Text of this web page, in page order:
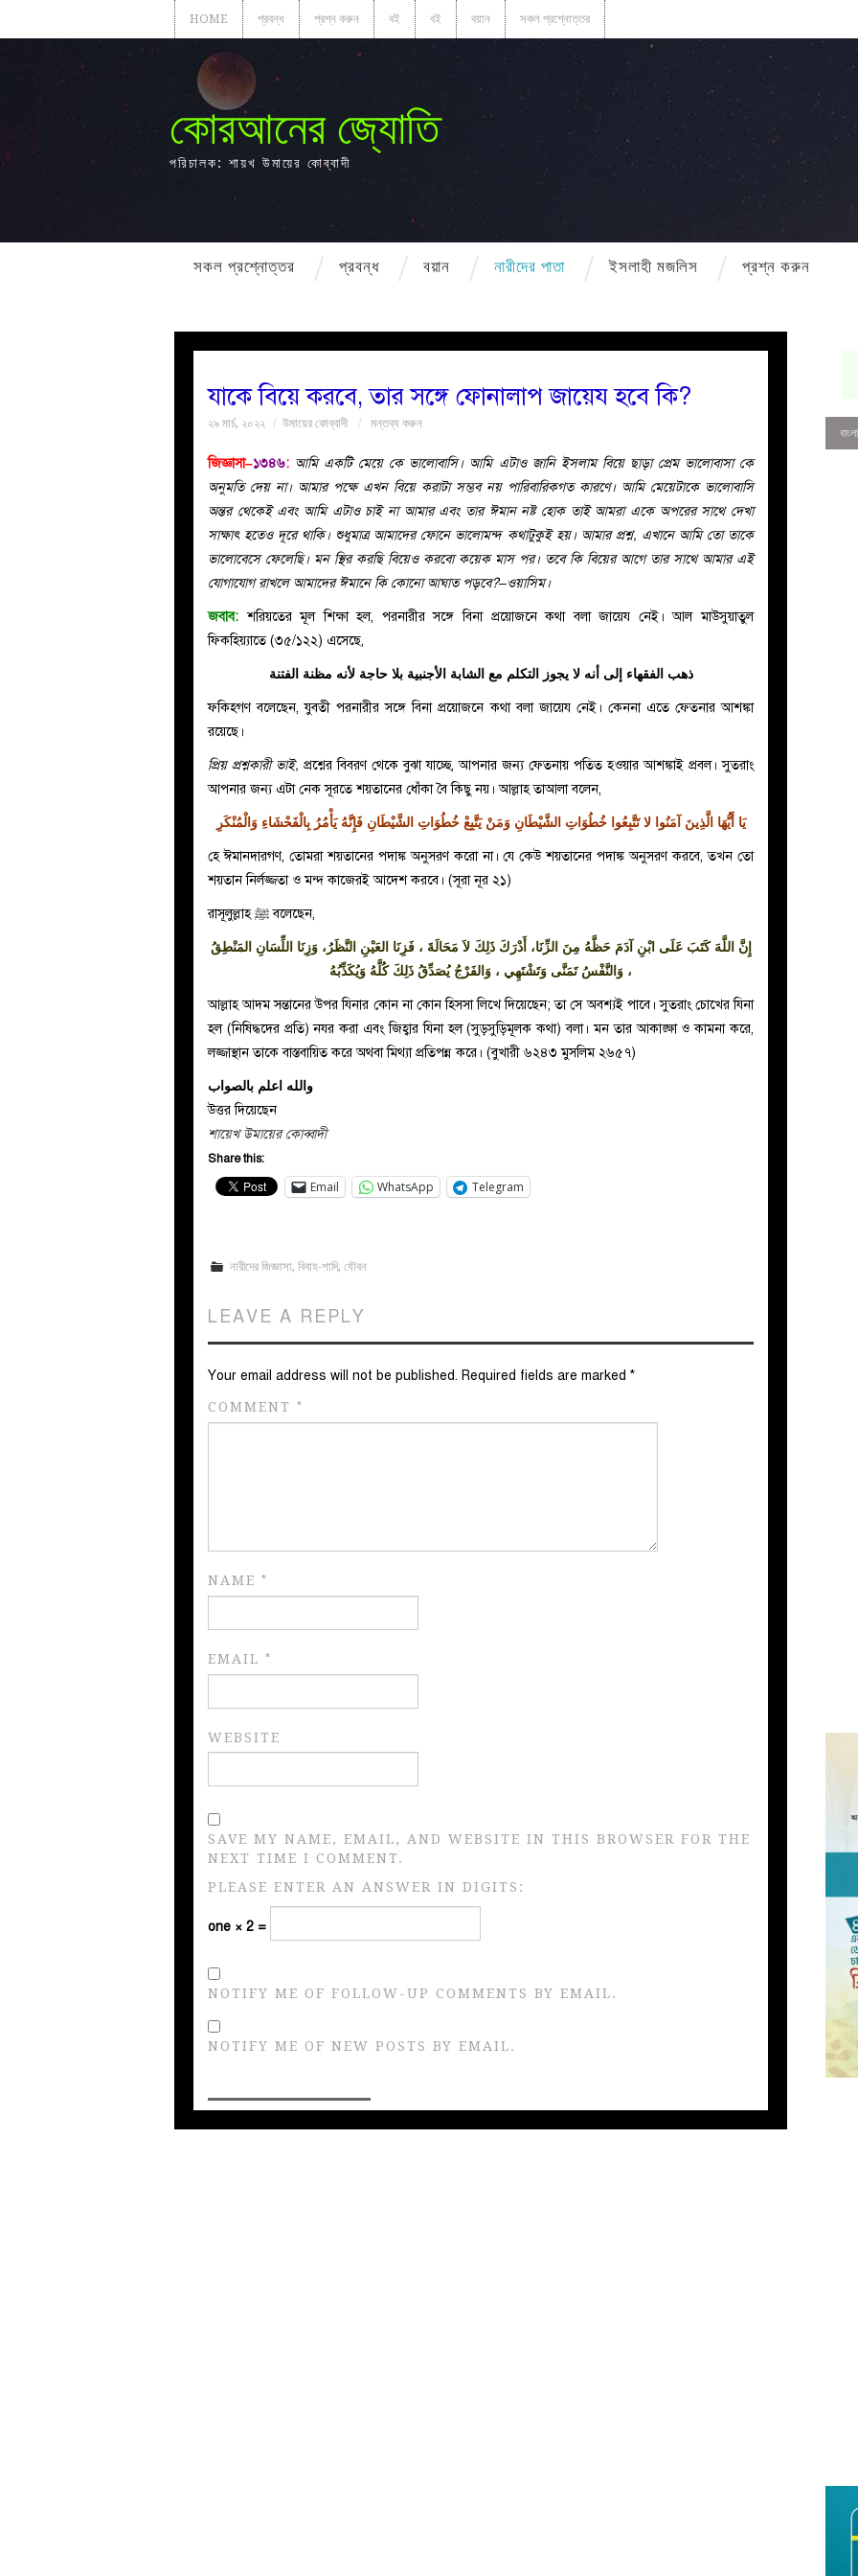
HOME প্রবন্ধ প্রশ্ন করুন বই বই বয়ান সকল প্রশ্নোত্তর
কোরআনের জ্যোতি
পরিচালক: শায়খ উমায়ের কোব্বাদী
সকল প্রশ্নোত্তর প্রবন্ধ বয়ান নারীদের পাতা ইসলাহী মজলিস প্রশ্ন করুন
যাকে বিয়ে করবে, তার সঙ্গে ফোনালাপ জায়েয হবে কি?
২৯ মার্চ, ২০২২ উমায়ের কোব্বাদী মন্তব্য করুন
জিজ্ঞাসা–১৩৪৬: আমি একটি মেয়ে কে ভালোবাসি। আমি এটাও জানি ইসলাম বিয়ে ছাড়া প্রেম ভালোবাসা কে
অনুমতি দেয় না। আমার পক্ষে এখন বিয়ে করাটা সম্ভব নয় পারিবারিকগত কারণে। আমি মেয়েটাকে ভালোবাসি
অন্তর থেকেই এবং আমি এটাও চাই না আমার এবং তার ঈমান নষ্ট হোক তাই আমরা একে অপরের সাথে দেখা
সাক্ষাৎ হতেও দূরে থাকি। শুধুমাত্র আমাদের ফোনে ভালোমন্দ কথাটুকুই হয়। আমার প্রশ্ন, এখানে আমি তো তাকে
ভালোবেসে ফেলেছি। মন স্থির করছি বিয়েও করবো কয়েক মাস পর। তবে কি বিয়ের আগে তার সাথে আমার এই
যোগাযোগ রাখলে আমাদের ঈমানে কি কোনো আঘাত পড়বে?–ওয়াসিম।
জবাব: শরিয়তের মূল শিক্ষা হল, পরনারীর সঙ্গে বিনা প্রয়োজনে কথা বলা জায়েয নেই। আল মাউসুয়াতুল
ফিকহিয়্যাতে (৩৫/১২২) এসেছে,
ذهب الفقهاء إلى أنه لا يجوز التكلم مع الشابة الأجنبية بلا حاجة لأنه مظنة الفتنة
ফকিহগণ বলেছেন, যুবতী পরনারীর সঙ্গে বিনা প্রয়োজনে কথা বলা জায়েয নেই। কেননা এতে ফেতনার আশঙ্কা
রয়েছে।
প্রিয় প্রশ্নকারী ভাই, প্রশ্নের বিবরণ থেকে বুঝা যাচ্ছে, আপনার জন্য ফেতনায় পতিত হওয়ার আশঙ্কাই প্রবল। সুতরাং
আপনার জন্য এটা নেক সূরতে শয়তানের ধোঁকা বৈ কিছু নয়। আল্লাহ তাআলা বলেন,
يَا أَيُّهَا الَّذِينَ آمَنُوا لا تَتَّبِعُوا خُطُوَاتِ الشَّيْطَانِ وَمَنْ يَتَّبِعْ خُطُوَاتِ الشَّيْطَانِ فَإِنَّهُ يَأْمُرُ بِالْفَحْشَاءِ وَالْمُنْكَرِ
হে ঈমানদারগণ, তোমরা শয়তানের পদাঙ্ক অনুসরণ করো না। যে কেউ শয়তানের পদাঙ্ক অনুসরণ করবে, তখন তো
শয়তান নির্লজ্জতা ও মন্দ কাজেরই আদেশ করবে। (সূরা নূর ২১)
রাসূলুল্লাহ ﷺবলেছেন,
إِنَّ اللَّهَ كَتَبَ عَلَى ابْنِ آدَمَ حَظَّهُ مِنَ الزِّنَا، أَدْرَكَ ذَلِكَ لاَ مَحَالَةَ ، فَزِنَا العَيْنِ النَّظَرُ، وَزِنَا اللِّسَانِ المَنْطِقُ
، وَالنَّفْسُ تَمَنَّى وَتَشْتَهِي ، وَالفَرْجُ يُصَدِّقُ ذَلِكَ كُلَّهُ وَيُكَذِّبُهُ
আল্লাহ আদম সন্তানের উপর যিনার কোন না কোন হিসসা লিখে দিয়েছেন; তা সে অবশ্যই পাবে। সুতরাং চোখের যিনা
হল (নিষিদ্ধদের প্রতি) নযর করা এবং জিহ্বার যিনা হল (সুড়সুড়িমূলক কথা) বলা। মন তার আকাঙ্ক্ষা ও কামনা করে,
লজ্জাস্থান তাকে বাস্তবায়িত করে অথবা মিথ্যা প্রতিপন্ন করে। (বুখারী ৬২৪৩ মুসলিম ২৬৫৭)
والله اعلم بالصواب
উত্তর দিয়েছেন
শায়েখ উমায়ের কোব্বাদী
Share this:
Email WhatsApp Telegram
নারীদের জিজ্ঞাসা,বিবাহ-শাদি,যৌবন
LEAVE A REPLY
Your email address will not be published. Required fields are marked *
COMMENT *
NAME *
EMAIL *
WEBSITE
SAVE MY NAME, EMAIL, AND WEBSITE IN THIS BROWSER FOR THE
NEXT TIME I COMMENT.
PLEASE ENTER AN ANSWER IN DIGITS:
one × 2 =
NOTIFY ME OF FOLLOW-UP COMMENTS BY EMAIL.
NOTIFY ME OF NEW POSTS BY EMAIL.